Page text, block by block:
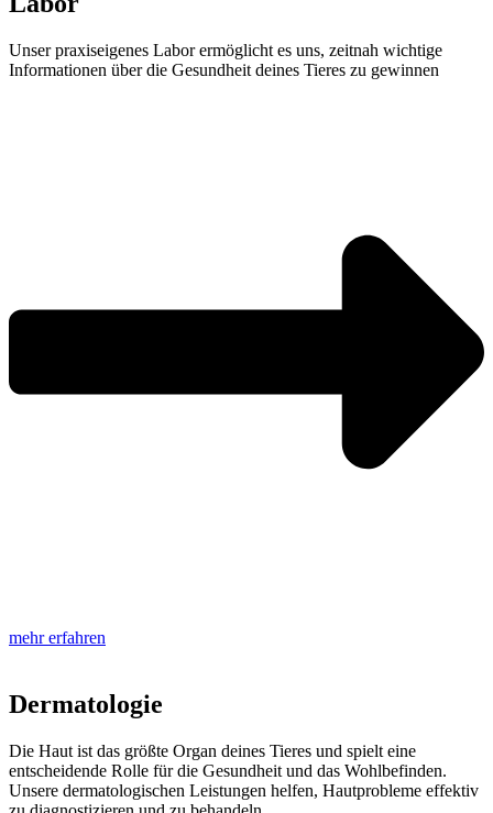
Unser praxiseigenes Labor ermöglicht es uns, zeitnah wichtige
Informationen über die Gesundheit deines Tieres zu gewinnen
mehr erfahren
Dermatologie
Die Haut ist das größte Organ deines Tieres und spielt eine
entscheidende Rolle für die Gesundheit und das Wohlbefinden.
Unsere dermatologischen Leistungen helfen, Hautprobleme effektiv